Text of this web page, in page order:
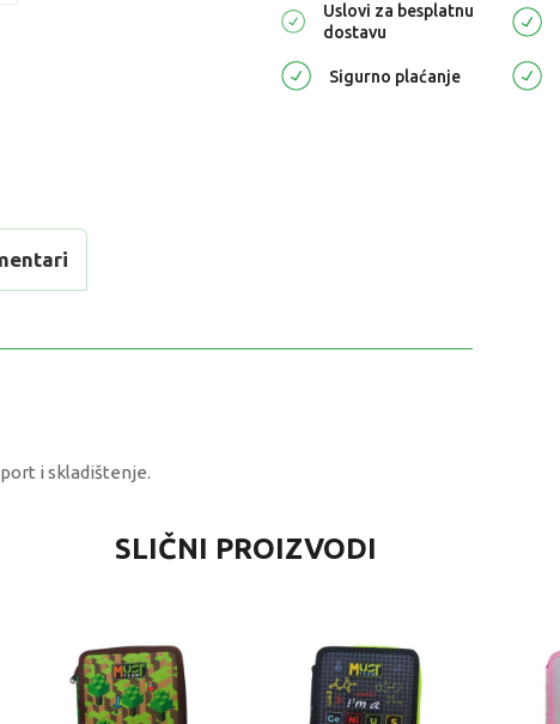
Uslovi za besplatnu
dostavu
Sigurno plaćanje
i skladištenje.
Pune pernice
Djevojčice
SLIČNI PROIZVODI